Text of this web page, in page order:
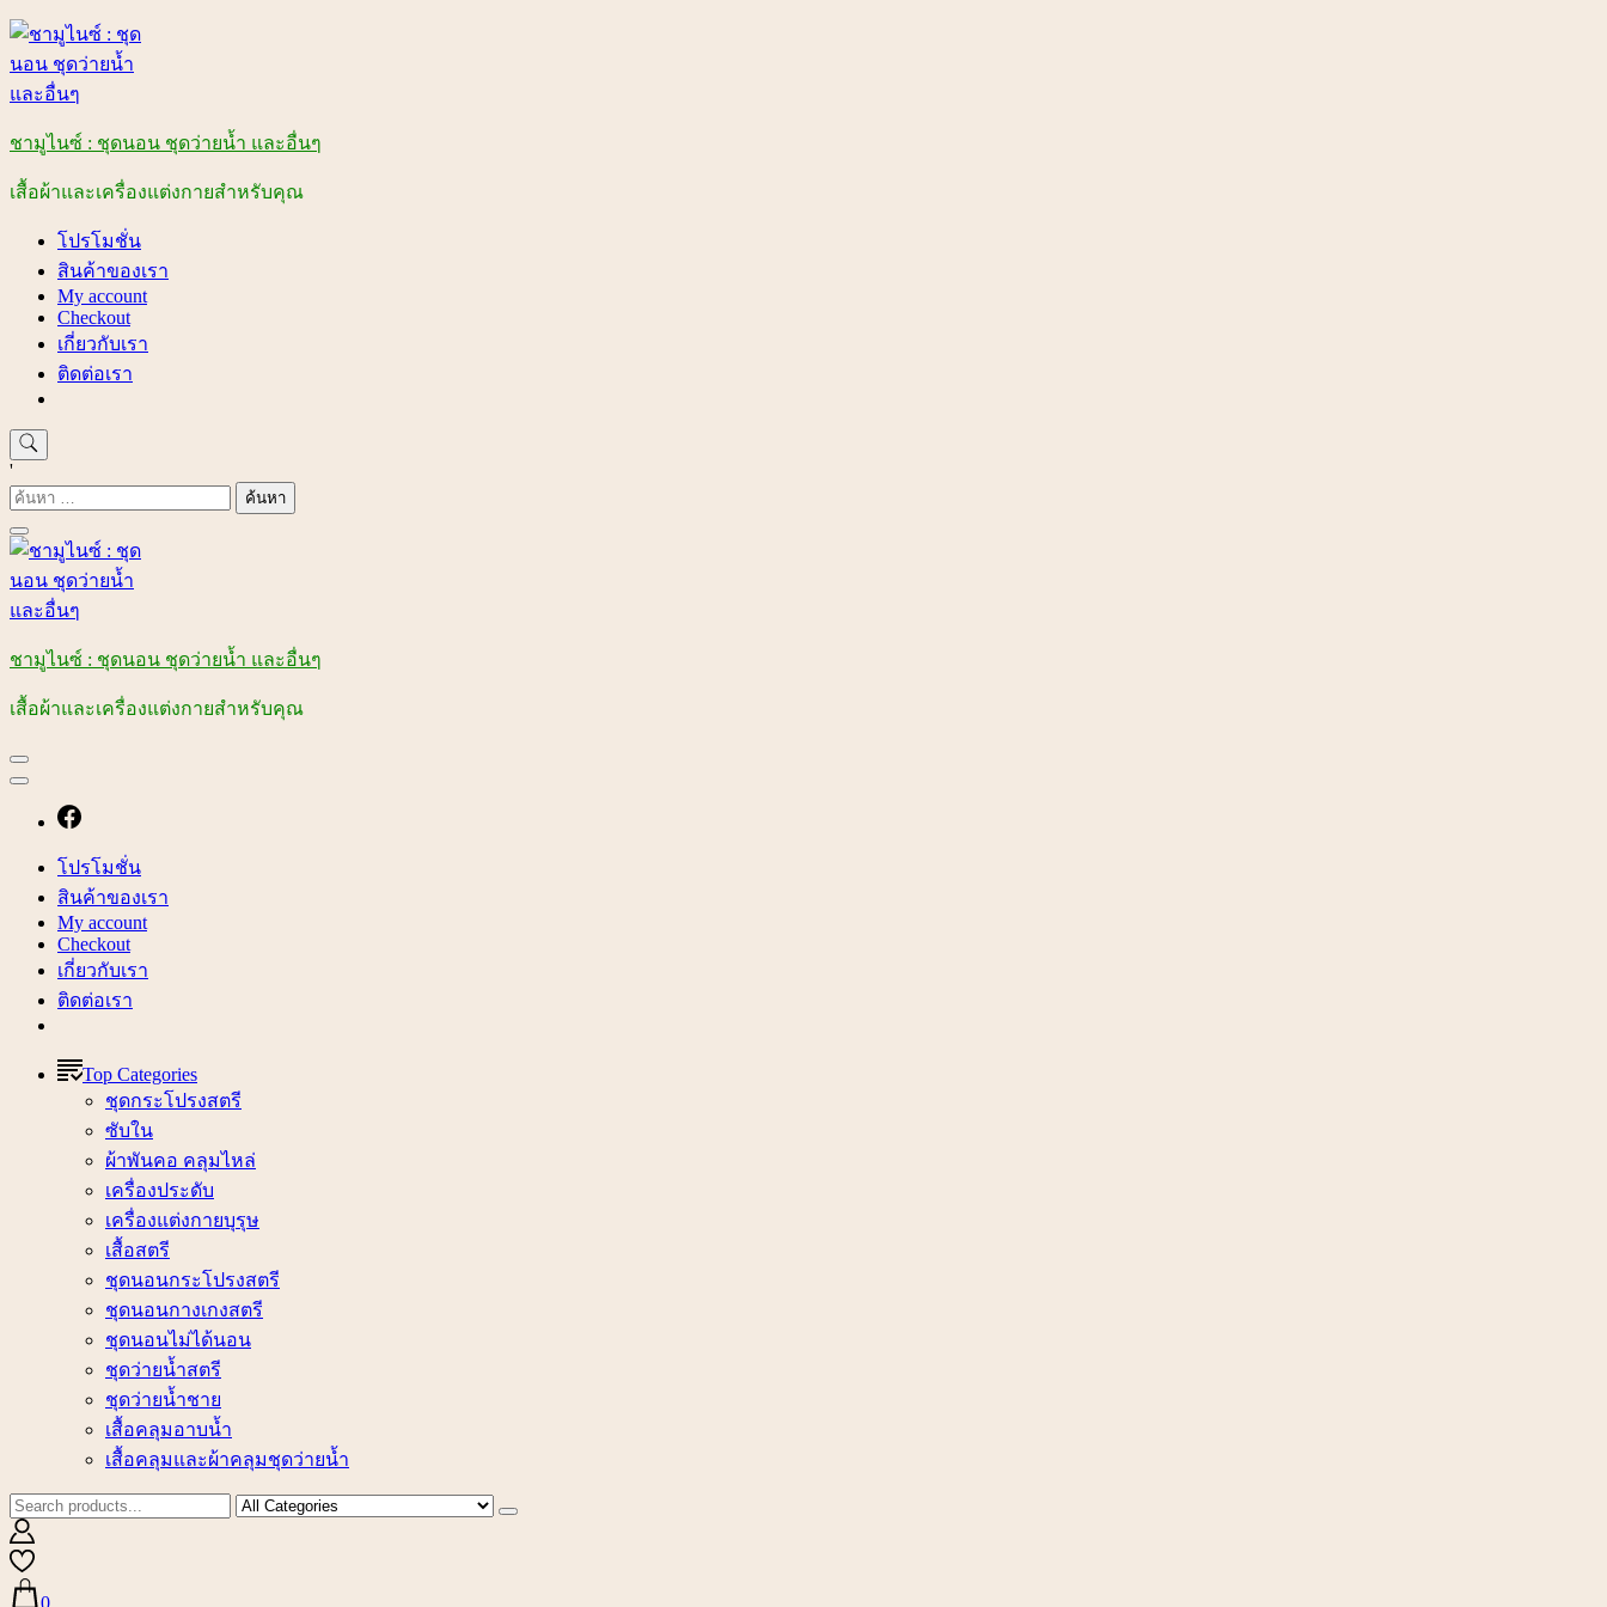
Skip
content
ชามูไนซ์ : ชุดนอน ชุดว่ายน้ำ และอื่นๆ
เสื้อผ้าและเครื่องแต่งกายสำหรับคุณ
โปรโมชั่น
สินค้าของเรา
My account
Checkout
เกี่ยวกับเรา
ติดต่อเรา
'
ค้นหา
สำหรับ:
ชามูไนซ์ : ชุดนอน ชุดว่ายน้ำ และอื่นๆ
เสื้อผ้าและเครื่องแต่งกายสำหรับคุณ
โปรโมชั่น
สินค้าของเรา
My account
Checkout
เกี่ยวกับเรา
ติดต่อเรา
Top Categories
ชุดกระโปรงสตรี
ซับใน
ผ้าพันคอ คลุมไหล่
เครื่องประดับ
เครื่องแต่งกายบุรุษ
เสื้อสตรี
ชุดนอนกระโปรงสตรี
ชุดนอนกางเกงสตรี
ชุดนอนไม่ได้นอน
ชุดว่ายน้ำสตรี
ชุดว่ายน้ำชาย
เสื้อคลุมอาบน้ำ
เสื้อคลุมและผ้าคลุมชุดว่ายน้ำ
0